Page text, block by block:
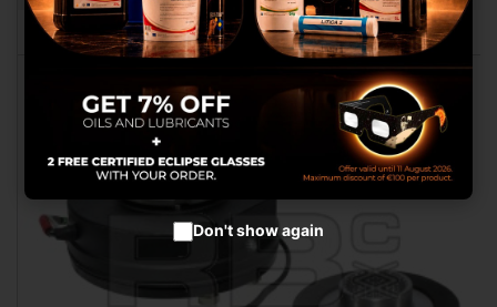
Werbung anzubieten.
Cookies setzen
Cookies akzeptieren
Don't show again